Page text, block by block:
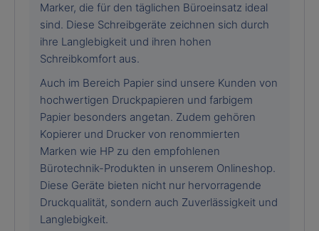
Marker, die für den täglichen Büroeinsatz ideal
sind. Diese Schreibgeräte zeichnen sich durch
ihre Langlebigkeit und ihren hohen
Schreibkomfort aus.
Auch im Bereich Papier sind unsere Kunden von
hochwertigen Druckpapieren und farbigem
Papier besonders angetan. Zudem gehören
Kopierer und Drucker von renommierten
Marken wie HP zu den empfohlenen
Bürotechnik-Produkten in unserem Onlineshop.
Diese Geräte bieten nicht nur hervorragende
Druckqualität, sondern auch Zuverlässigkeit und
Langlebigkeit.